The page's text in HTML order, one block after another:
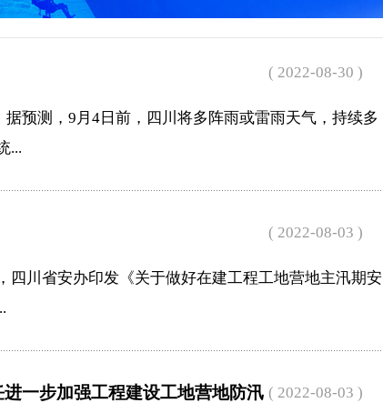
( 2022-08-30 )
预测，9月4日前，四川将多阵雨或雷雨天气，持续多
...
( 2022-08-03 )
川省安办印发《关于做好在建工程工地营地主汛期安
一步加强工程建设工地营地防汛 ( 2022-08-03 )